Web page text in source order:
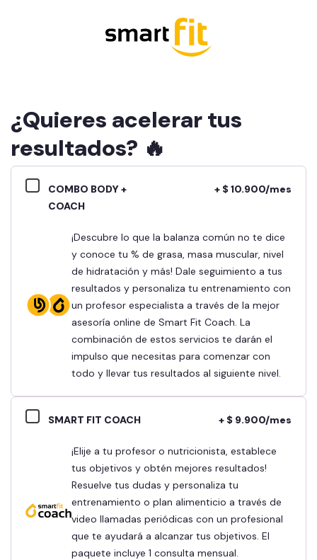
¿Quieres acelerar tus
resultados? 🔥
COMBO BODY +
COACH
+ $ 10.900/mes
¡Descubre lo que la balanza común no te dice
y conoce tu % de grasa, masa muscular, nivel
de hidratación y más! Dale seguimiento a tus
resultados y personaliza tu entrenamiento con
un profesor especialista a través de la mejor
asesoría online de Smart Fit Coach. La
combinación de estos servicios te darán el
impulso que necesitas para comenzar con
todo y llevar tus resultados al siguiente nivel.
SMART FIT COACH + $ 9.900/mes
¡Elije a tu profesor o nutricionista, establece
tus objetivos y obtén mejores resultados!
Resuelve tus dudas y personaliza tu
entrenamiento o plan alimenticio a través de
video llamadas periódicas con un profesional
que te ayudará a alcanzar tus objetivos. El
paquete incluye 1 consulta mensual.